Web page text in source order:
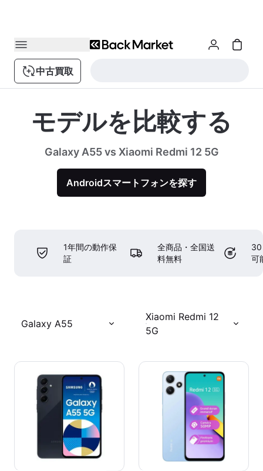
中古買取
モデルを比較する
Galaxy A55 vs Xiaomi Redmi 12 5G
Androidスマートフォンを探す
1年間の動作保
証
全商品・全国送
料無料
30
可
Galaxy A55
Xiaomi Redmi 12
5G